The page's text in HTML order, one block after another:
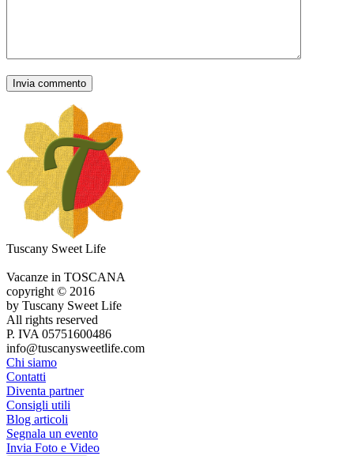
Tuscany Sweet Life
Vacanze in TOSCANA
copyright © 2016
by Tuscany Sweet Life
All rights reserved
P. IVA 05751600486
info@tuscanysweetlife.com
Chi siamo
Contatti
Diventa partner
Consigli utili
Blog articoli
Segnala un evento
Invia Foto e Video